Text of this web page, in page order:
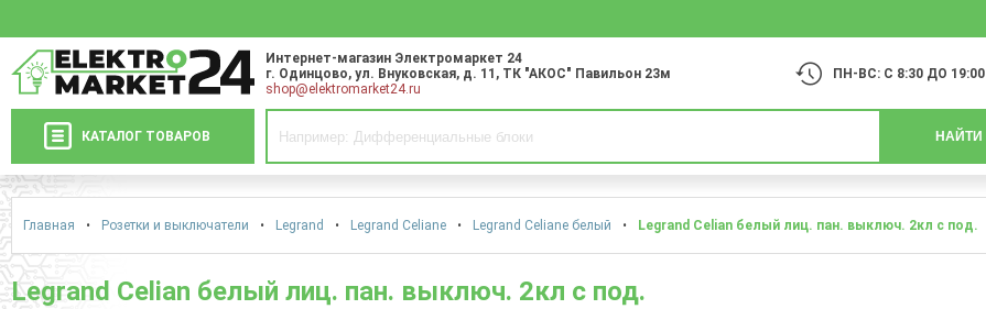
Интернет-магазин Электромаркет 24
г. Одинцово, ул. Внуковская, д. 11 , ТК "АКОС" Павильон 23м
shop@elektromarket24.ru
ПН-ВС: С 8:30 ДО 19:00
КАТАЛОГ ТОВАРОВ НАЙТИ
Главная • Розетки и выключатели • Legrand • Legrand Celiane • Legrand Celiane белый • Legrand Celian белый лиц. пан. выключ. 2кл с под.
Legrand Celian белый лиц. пан. выключ. 2кл с под.